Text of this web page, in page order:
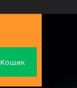
Кошик